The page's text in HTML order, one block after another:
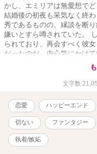
かし、エミリアは無愛想で
結婚後の初夜も呆気なく終
秀であるものの、縁談を断
嫌いとすら噂されていた。
られており、再会すべく彼
だったのだ。内心気にかけ
り、エミリアは彼との再会
二人は、''三度目''の夜を共
文字数
恋愛 ハッピーエンド
切ない ファンタジー
執着/嫉妬